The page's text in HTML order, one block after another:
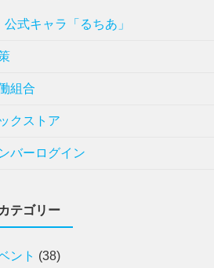
公式キャラ「るちあ」
組合
クストア
バーログイン
カテゴリー
ント (38)